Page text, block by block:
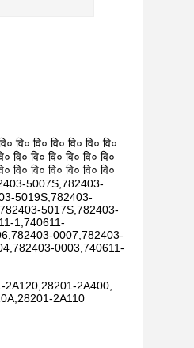
वि० वि० वि० वि० वि० वि०
वि० वि० वि० वि० वि० वि०
वि० वि० वि० वि० वि० वि०
5007S,782403-
5019S,782403-
5017S,782403-
1,740611-
0007,782403-
0003,740611-
2A400,
2A110